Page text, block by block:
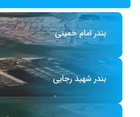
بندر امام خمینی
بندر شهید رجایی